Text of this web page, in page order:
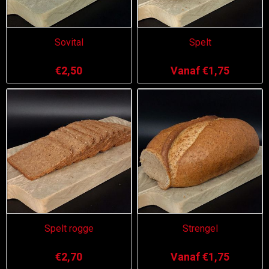
Sovital
€2,50
Spelt
Vanaf €1,75
Spelt rogge
€2,70
Strengel
Vanaf €1,75